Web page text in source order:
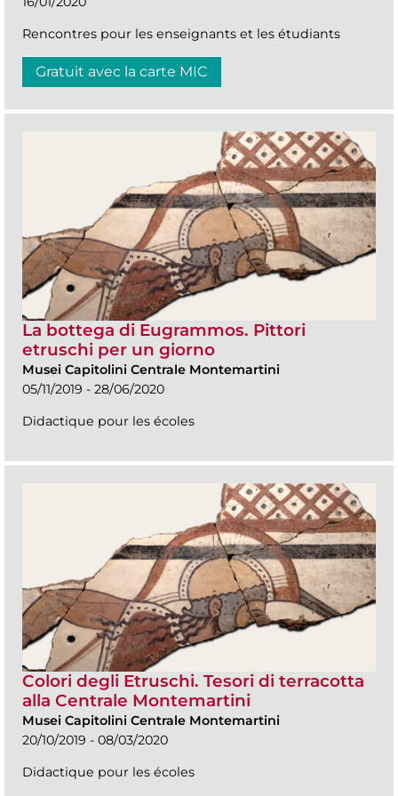
Rencontres pour les enseignants et les étudiants
Gratuit avec la carte MIC
La bottega di Eugrammos. Pittori
etruschi per un giorno
Musei Capitolini Centrale Montemartini
05/11/2019 - 28/06/2020
Didactique pour les écoles
Colori degli Etruschi. Tesori di terracotta
alla Centrale Montemartini
Musei Capitolini Centrale Montemartini
20/10/2019 - 08/03/2020
Didactique pour les écoles